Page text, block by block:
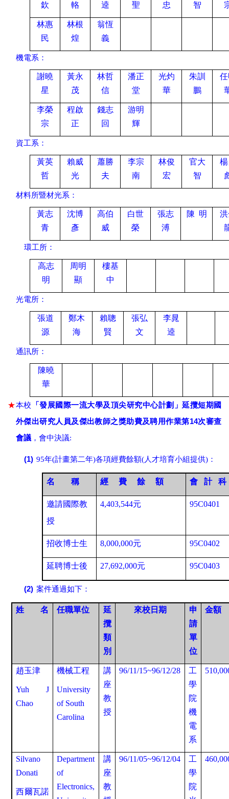
欽
輅
逵
聖
忠
智
林惠
民
林根
煌
翁恆
義
機電系：
謝曉
星
黃永
茂
林哲
信
潘正
堂
光灼
華
朱訓
鵬
李榮
宗
程啟
正
錢志
回
游明
輝
資工系：
黃英
哲
賴威
光
蕭勝
夫
李宗
南
林俊
宏
官大
智
材料所暨材光系：
黃志
青
沈博
彥
高伯
威
白世
榮
張志
溥
陳 明
環工所：
高志
明
周明
顯
樓基
中
光電所：
張道
源
鄭木
海
賴聰
賢
張弘
文
李晁
逵
通訊所：
陳曉
華
★本校 「發展國際一流大學及頂尖研究中心計劃」延攬短期國
外傑出研究人員及傑出教師之獎助費及聘用作業第14次審查
會議 ，會中決議:
(1) 95年(計畫第二年)各項經費餘額(人才培育小組提供)：
名 稱 經 費 餘 額 會 計 科
邀請國際教
授
4,403,544元 95C0401
招收博士生 8,000,000元 95C0402
延聘博士後 27,692,000元 95C0403
(2) 案件通過如下：
姓 名 任職單位
延
攬
類
別
來校日期
申
請
單
位
金額
趙玉津
Yuh J
Chao
機械工程
University
of South
Carolina
講
座
教
授
96/11/15~96/12/28
工
學
院
機
電
系
Silvano
Donati
西爾瓦諾
Department
of
Electronics,
講
座
教
96/11/05~96/12/04
工
學
院